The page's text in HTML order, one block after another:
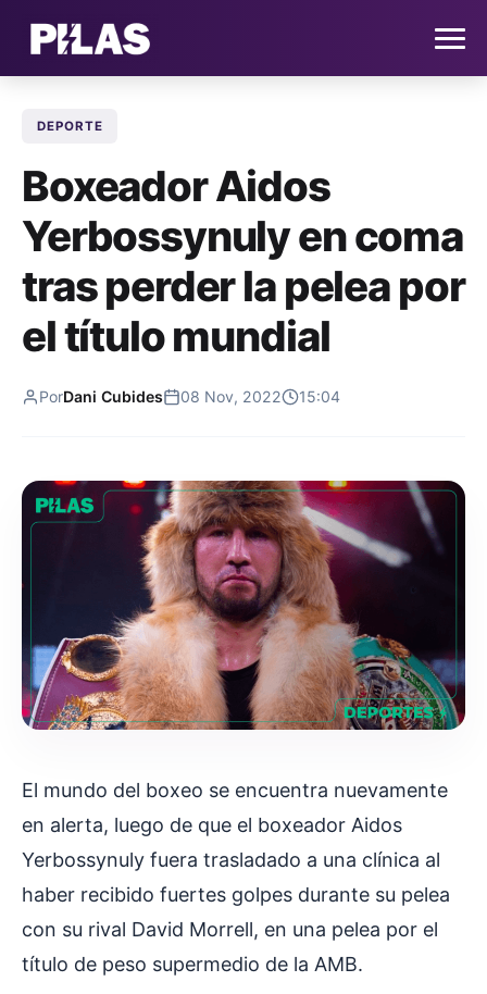
NOTICIAS
QUIÉNES SOMOS
CONTACTO
SUSCRÍBETE
DEPORTE
Boxeador Aidos
Yerbossynuly en coma
tras perder la pelea por
el título mundial
PorDani Cubides 08 Nov, 2022 15:04
El mundo del boxeo se encuentra nuevamente
en alerta, luego de que el boxeador Aidos
Yerbossynuly fuera trasladado a una clínica al
haber recibido fuertes golpes durante su pelea
con su rival David Morrell, en una pelea por el
título de peso supermedio de la AMB.